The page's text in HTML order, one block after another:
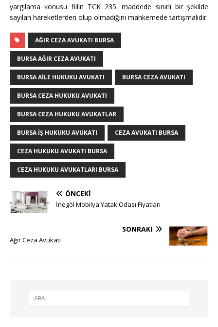
yargılama konusu fiilin TCK 235. maddede sınırlı bir şekilde
sayılan hareketlerden olup olmadığını mahkemede tartışmalıdır.
AĞIR CEZA AVUKATI BURSA
BURSA AĞIR CEZA AVUKATI
BURSA AILE HUKUKU AVUKATI BURSA CEZA AVUKATI
BURSA CEZA HUKUKU AVUKATI
BURSA CEZA HUKUKU AVUKATLAR
BURSA İŞ HUKUKU AVUKATI CEZA AVUKATI BURSA
CEZA HUKUKU AVUKATI BURSA
CEZA HUKUKU AVUKATLARI BURSA
ÖNCEKI
İnegöl Mobilya Yatak Odası Fiyatları
SONRAKI
Ağır Ceza Avukatı